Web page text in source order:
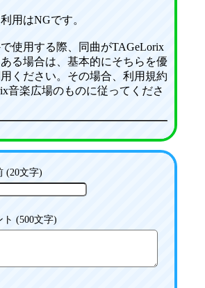
用はNGです。
使用する際、同曲がTAGeLorix
る場合は、基本的にそちらを優
ください。その場合、利用規約
音楽広場のものに従ってくださ
(20文字)
ト (500文字)